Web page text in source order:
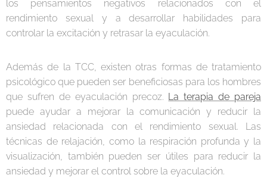
los pensamientos negativos relacionados con el
rendimiento sexual y a desarrollar habilidades para
controlar la excitación y retrasar la eyaculación.
Además de la TCC, existen otras formas de tratamiento
psicológico que pueden ser beneficiosas para los hombres
que sufren de eyaculación precoz. La terapia de pareja
puede ayudar a mejorar la comunicación y reducir la
ansiedad relacionada con el rendimiento sexual. Las
técnicas de relajación, como la respiración profunda y la
visualización, también pueden ser útiles para reducir la
ansiedad y mejorar el control sobre la eyaculación.